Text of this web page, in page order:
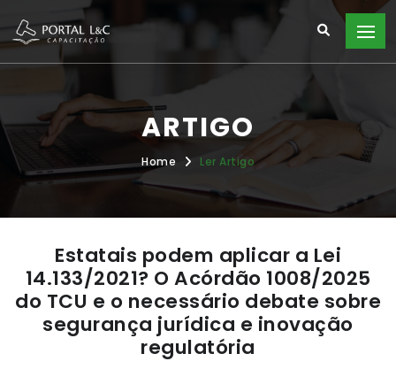
ARTIGO
Home Ler Artigo
Estatais podem aplicar a Lei
14.133/2021? O Acórdão 1008/2025
do TCU e o necessário debate sobre
segurança jurídica e inovação
regulatória